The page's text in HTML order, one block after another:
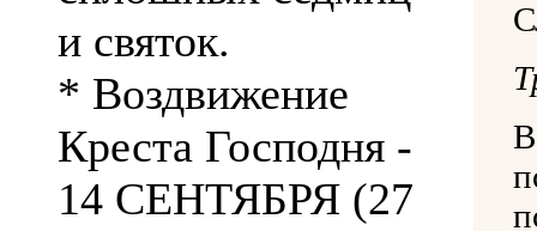
и святок.
* Воздвижение
Креста Господня -
14 СЕНТЯБРЯ (27